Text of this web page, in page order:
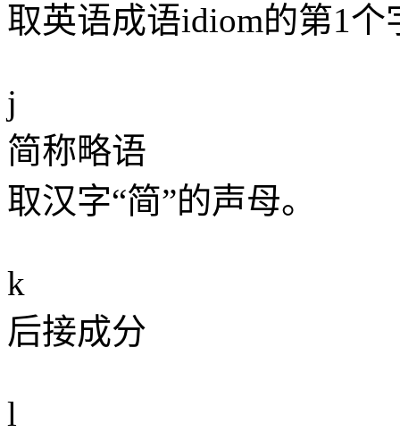
取英语成语idiom的第1个
j
简称略语
取汉字“简”的声母。
k
后接成分
l